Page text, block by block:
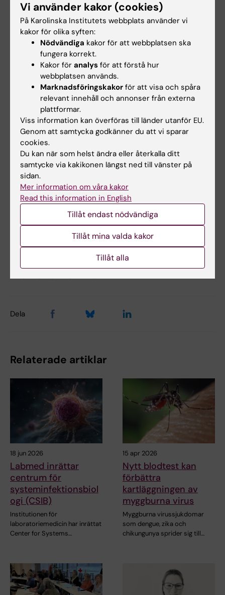
D infektion.
När insåg du att du ville bli forskare?
– Under sista året i gymnasiet, det var
naturvetenskaplig linje på De Geer skolan i
Norrköping runt år 1988, så läste jag boken
'Vårt Fantastiska Immunförsvar' av Hans
Wigzell. Denna skrift var troligen bland det
första som skrevs på svenska om immunologi
på ett sätt som var tillgängligt för en 18-åring,
och jag blev helt begeistrad. Sedan dessa har
immunologin varit som en drog. Sen tog det
väl några år innan viljan att bli forskare blev
mer artikulerad. Det var väl kanske runt 1993
när jag pluggade i Uppsala.
Infektionsmedicin
Uppdaterad av:
2021-12-16
Dela
Relaterade artiklar
18 jun 2026
Labmed inrättar
centrum för
systeminfektionsbiol
ogi (CSIB)
Institutionen för
laboratoriemedicin har inrättat
Center for Systems…
15 apr 2026
Nytt blodtest kan
förbättra
kartläggningen av
myggburna virus
Myggburna virussjukdomar
som dengue, zika och
chikungunya sprider sig till…
Vi använder kakor (cookies)
På Karolinska Institutets webbplats använder vi
kakor för olika syften:
Nödvändiga kakor för att webbplatsen ska
fungera korrekt.
Kakor för analys för att förstå hur
webbplatsen används.
Marknadsföringskakor för att visa och spåra
relevant innehåll och annonser från externa
plattformar.
Viss information kan överföras till länder utanför EU.
Genom att samtycka godkänner du att vi sparar
cookies.
Du kan när som helst ändra eller återkalla ditt
samtycke via kakikonen längst ned till vänster på
sidan.
Mer information om våra kakor
Read this information in English
Tillåt endast nödvändiga
Tillåt mina valda kakor
Tillåt alla